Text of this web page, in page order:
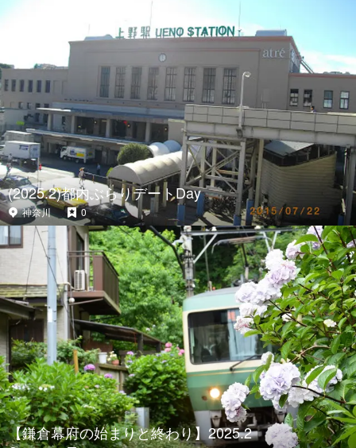
(2025.2)都内ぶらりデートDay
神奈川 0
【鎌倉幕府の始まりと終わり】2025.2